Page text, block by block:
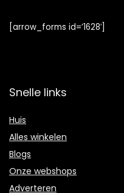
[arrow_forms id=’1628′]
Snelle links
Huis
Alles winkelen
Blogs
Onze webshops
Adverteren